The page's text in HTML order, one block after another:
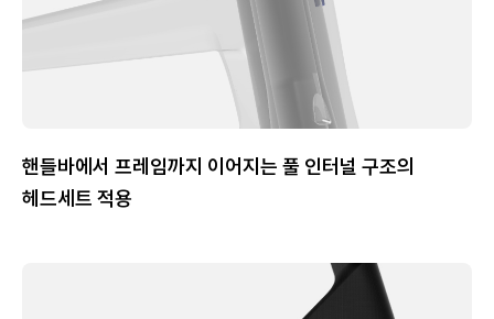
핸들바에서 프레임까지 이어지는 풀 인터널 구조의
헤드세트 적용